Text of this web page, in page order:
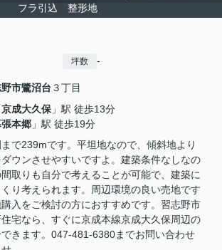
フラ引込 整形地
坪数 -
市鷺沼台 ３丁目
京成大久保」駅 徒歩13分
本郷 」駅 徒歩19分
で239mです。平坦地なので、傾斜地より
ウンさせやすいですよ。建築条件なしなの
取りも自分で考えることが可能で、建築に
り考えられます。周辺環境の良い売地です
入をご検討の方におすすめです。習志野市
宅なら、すぐに京成本線京成大久保周辺の
きます。047-481-6380までお問い合わせ